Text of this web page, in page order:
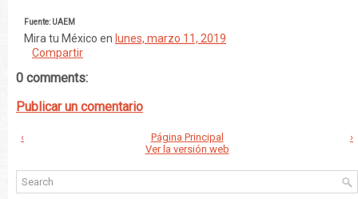
Fuente: UAEM
Mira tu México en lunes, marzo 11, 2019
Compartir
0 comments:
Publicar un comentario
‹ ›
Página Principal
Ver la versión web